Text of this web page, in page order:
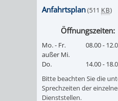
Anfahrtsplan(511 KB)
Öffnungszeiten:
Mo. - Fr.
außer Mi.
08.00 -
Do.
14.00 -
Bitte beachten Sie die
Sprechzeiten der
Dienststellen.